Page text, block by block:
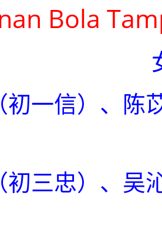
Bola
初一信）、陈
初三忠）、吴